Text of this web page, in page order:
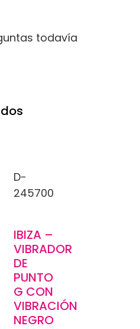
todavía
D-
245700
IBIZA –
VIBRADOR
DE
PUNTO
G CON
VIBRACIÓN
NEGRO